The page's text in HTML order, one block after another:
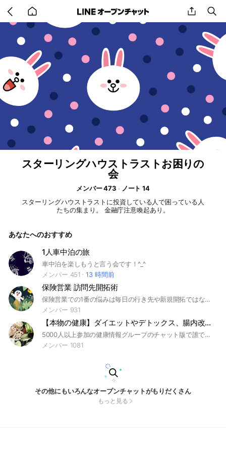
back
to
home
share
スターリングハウストラストお困りの
会
メンバー 473
ノート 14
スターリングハウストラストに投資している人で困っている人
たちの集まり。 金融庁注意喚起あり。
あなたへのおすすめ
1人車中泊の旅
車中泊を楽しもうと言う会です！^_^
メンバー 451
13 時間前
保険営業 訪問先開拓術
保険営業での1番の悩みは毎日の行き先や新規開拓ではないでしょうか？その悩みを解決できる方法をこちらのラインで公開していこうと思いますので知りたい方は登録しておいてくださいね。
メンバー 931
【本物の健康】ダイエットやデトックス、腸内改善、ファスティング、検査で病気の予測と予防
5000人以上参加の健康情報グループのチャット版で誰でも参加でき、あなたの健康情報をみんなと話したり学んだりしていきましょう デトックスやダイエットに繋がることも大歓迎！腸内環境やファスティングのこと、経験してみたいことも質問してみよう
メンバー 1081
その他にもいろんなオープンチャットがもりだくさん
もっと見る